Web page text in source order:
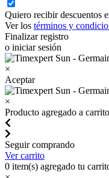
Quiero recibir descuentos
Ver los términos y
Finalizar registro
o iniciar sesión
×
Aceptar
×
Producto agregado a carrito
Seguir comprando
Ver carrito
0 item(s) agregado tu